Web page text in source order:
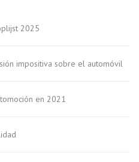
2025
impositiva sobre el automóvil
en 2021